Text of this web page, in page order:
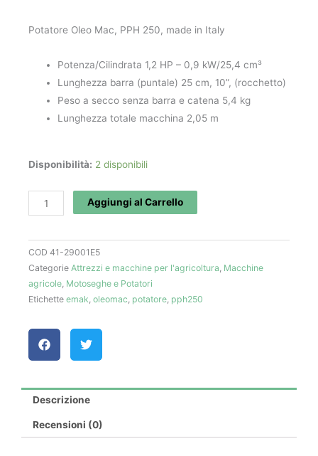
Potatore Oleo Mac, PPH 250, made in Italy
Potenza/Cilindrata 1,2 HP – 0,9 kW/25,4 cm³
Lunghezza barra (puntale) 25 cm, 10”, (rocchetto)
Peso a secco senza barra e catena 5,4 kg
Lunghezza totale macchina 2,05 m
Disponibilità: 2 disponibili
Potatore
250
-
Mac
quantità
Aggiungi al Carrello
COD 41-29001E5
Categorie Attrezzi e macchine per l'agricoltura, Macchine
agricole, Motoseghe e Potatori
Etichette emak, oleomac, potatore, pph250
Descrizione
Recensioni (0)